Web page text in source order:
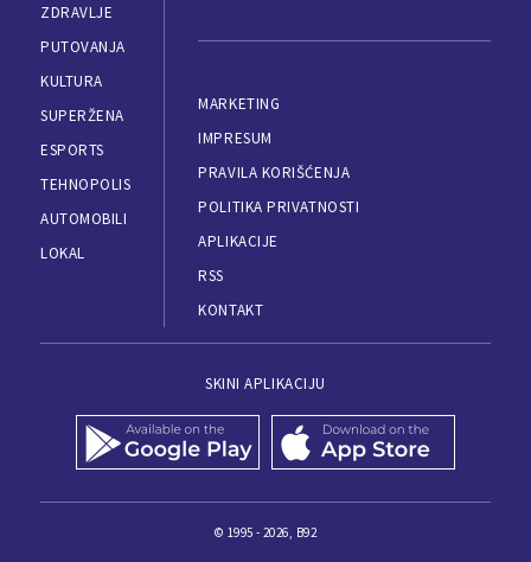
ZDRAVLJE
PUTOVANJA
KULTURA
SUPERŽENA
ESPORTS
TEHNOPOLIS
AUTOMOBILI
LOKAL
MARKETING
IMPRESUM
PRAVILA KORIŠĆENJA
POLITIKA PRIVATNOSTI
APLIKACIJE
RSS
KONTAKT
SKINI APLIKACIJU
© 1995 - 2026, B92